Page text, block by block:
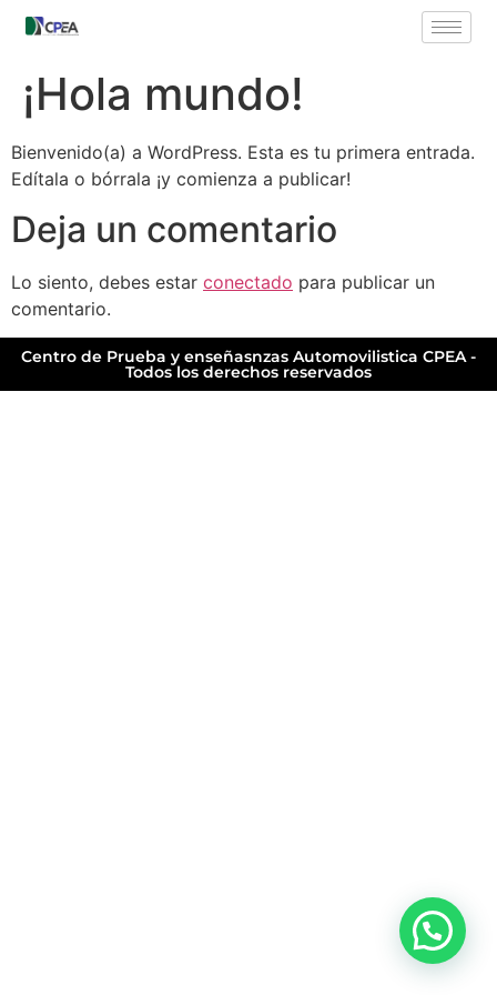
¡Hola mundo!
Bienvenido(a) a WordPress. Esta es tu primera entrada.
Edítala o bórrala ¡y comienza a publicar!
Deja un comentario
Lo siento, debes estar conectado para publicar un
comentario.
Centro de Prueba y enseñasnzas Automovilistica CPEA -
Todos los derechos reservados